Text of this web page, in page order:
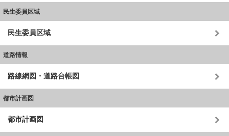
民生委員区域
民生委員区域
道路情報
路線網図・道路台帳図
都市計画図
都市計画図